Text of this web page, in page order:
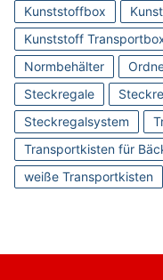
Kunststoffbox
Kunststoff
Normbehälter
Steckregale
Steckregalsystem
Transportkisten für
weiße Transportkisten